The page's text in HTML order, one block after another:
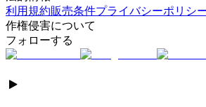
利用規約販売条件プライバシーポリシ
作権侵害について
フォローする